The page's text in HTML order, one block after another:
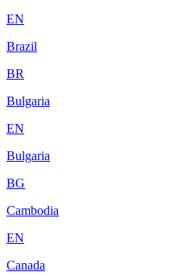
EN
Brazil
BR
Bulgaria
EN
Bulgaria
BG
Cambodia
EN
Canada